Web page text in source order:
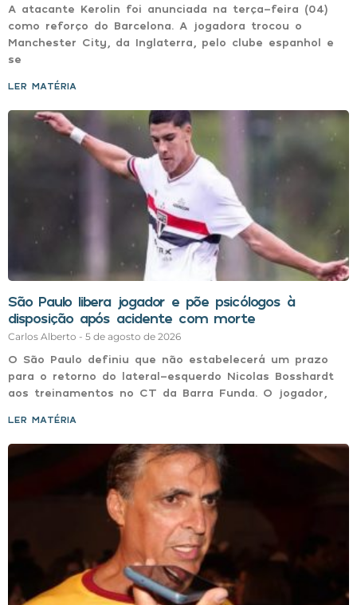
A atacante Kerolin foi anunciada na terça-feira (04)
como reforço do Barcelona. A jogadora trocou o
Manchester City, da Inglaterra, pelo clube espanhol e
se
LER MATÉRIA »
São Paulo libera jogador e põe psicólogos à
disposição após acidente com morte
Carlos Alberto 5 de agosto de 2026
O São Paulo definiu que não estabelecerá um prazo
para o retorno do lateral-esquerdo Nicolas Bosshardt
aos treinamentos no CT da Barra Funda. O jogador,
LER MATÉRIA »